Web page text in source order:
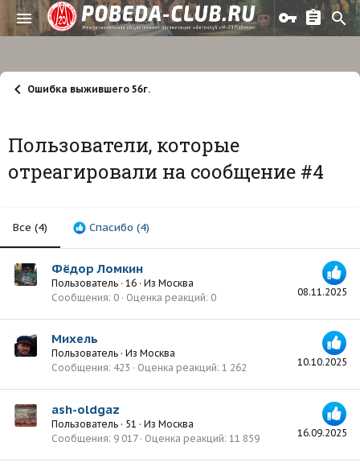
Ошибка выжившего 56г.
Пользователи, которые
отреагировали на сообщение #4
Все (4) Спасибо (4)
08.11.2025
Фёдор Ломкин
Пользователь · 16 · Из Москва
Сообщения 0 Оценка реакций 0
10.10.2025
Михель
Пользователь · Из Москва
Сообщения 423 Оценка реакций 1 262
16.09.2025
ash-oldgaz
Пользователь · 51 · Из Москва
Сообщения 9 017 Оценка реакций 11 859